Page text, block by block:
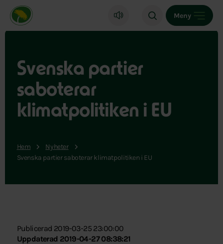
Miljöpartiet de gröna, startsida
Meny
Svenska partier
saboterar
klimatpolitiken i EU
Hem
Nyheter
Svenska partier saboterar klimatpolitiken i EU
Publicerad 2019-03-25 23:00:00
Uppdaterad 2019-04-27 08:38:21